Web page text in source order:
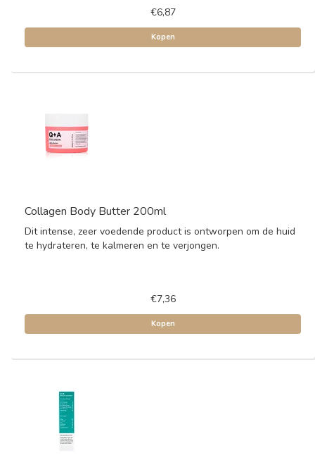
€6,87
Kopen
Collagen Body Butter 200ml
Dit intense, zeer voedende product is ontworpen om de huid
te hydrateren, te kalmeren en te verjongen.
€7,36
Kopen